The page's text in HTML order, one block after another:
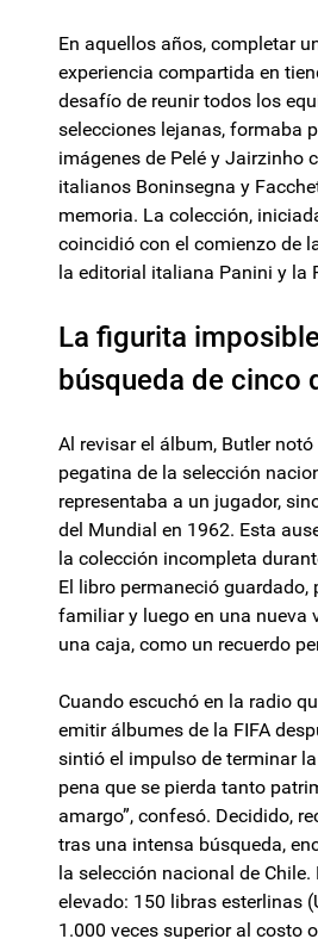
En aquellos años, completar
experiencia compartida en
desafío de reunir todos los
selecciones lejanas, formaba
imágenes de Pelé y Jairzinho
italianos Boninsegna y
memoria. La colección,
coincidió con el comienzo de
la editorial italiana Panini y la
La figurita
búsqueda de cinco
Al revisar el álbum, Butler
pegatina de la selección
representaba a un jugador,
del Mundial en 1962. Esta
la colección incompleta
El libro permaneció guardado,
familiar y luego en una nueva
una caja, como un recuerdo
Cuando escuchó en la radio
emitir álbumes de la FIFA
sintió el impulso de terminar
pena que se pierda tanto
amargo”, confesó. Decidido,
tras una intensa búsqueda,
la selección nacional de Chile.
elevado: 150 libras esterlinas
1.000 veces superior al costo